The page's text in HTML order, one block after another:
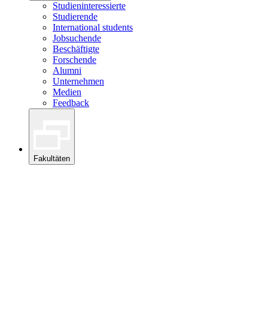
Studieninteressierte
Studierende
International students
Jobsuchende
Beschäftigte
Forschende
Alumni
Unternehmen
Medien
Feedback
Fakultäten